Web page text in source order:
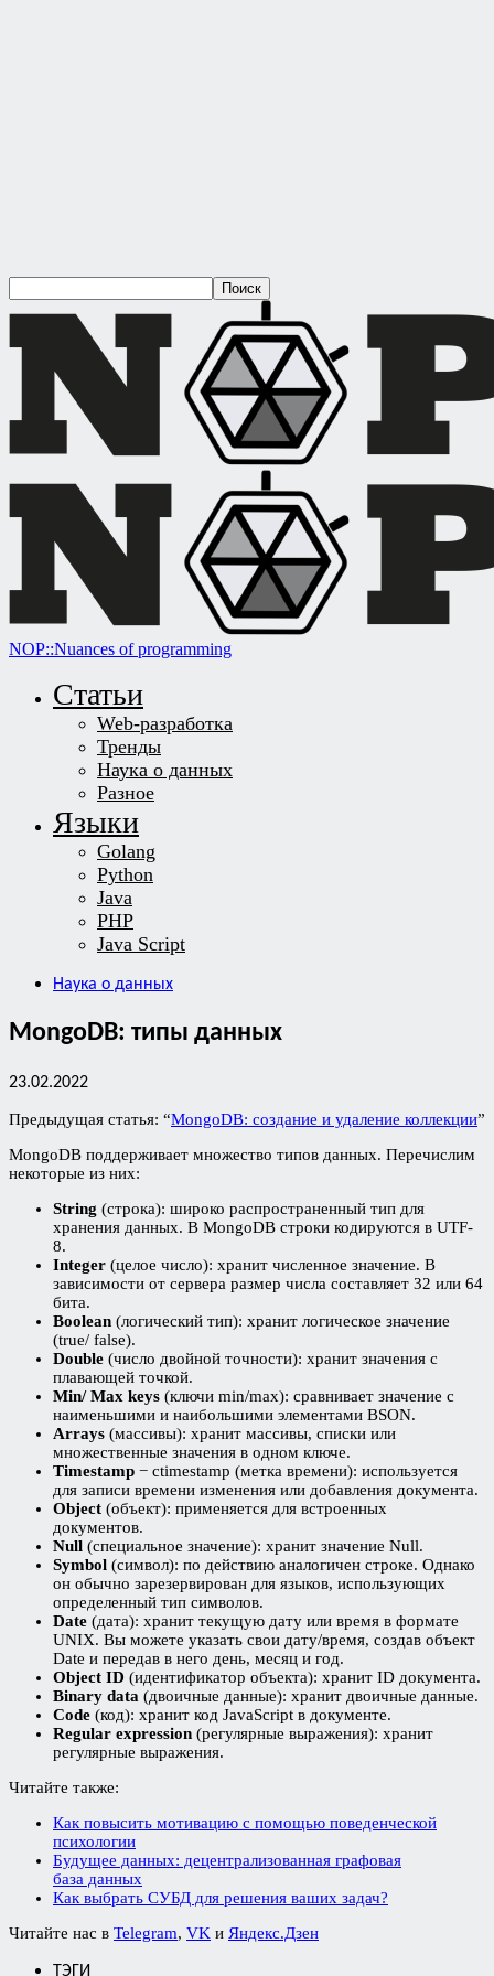
NOP::Nuances of programming
Статьи
Web-разработка
Тренды
Наука о данных
Разное
Языки
Golang
Python
Java
PHP
Java Script
Наука о данных
MongoDB: типы данных
23.02.2022
Предыдущая статья: “MongoDB: создание и удаление коллекции”
MongoDB поддерживает множество типов данных. Перечислим
некоторые из них:
String (строка): широко распространенный тип для
хранения данных. В MongoDB строки кодируются в UTF-
8.
Integer (целое число): хранит численное значение. В
зависимости от сервера размер числа составляет 32 или 64
бита.
Boolean (логический тип): хранит логическое значение
(true/ false).
Double (число двойной точности): хранит значения с
плавающей точкой.
Min/ Max keys (ключи min/max): сравнивает значение с
наименьшими и наибольшими элементами BSON.
Arrays (массивы): хранит массивы, списки или
множественные значения в одном ключе.
Timestamp − ctimestamp (метка времени): используется
для записи времени изменения или добавления документа.
Object (объект): применяется для встроенных
документов.
Null (специальное значение): хранит значение Null.
Symbol (символ): по действию аналогичен строке. Однако
он обычно зарезервирован для языков, использующих
определенный тип символов.
Date (дата): хранит текущую дату или время в формате
UNIX. Вы можете указать свои дату/время, создав объект
Date и передав в него день, месяц и год.
Object ID (идентификатор объекта): хранит ID документа.
Binary data (двоичные данные): хранит двоичные данные.
Code (код): хранит код JavaScript в документе.
Regular expression (регулярные выражения): хранит
регулярные выражения.
Читайте также:
Как повысить мотивацию с помощью поведенческой
психологии
Будущее данных: децентрализованная графовая
база данных
Как выбрать СУБД для решения ваших задач?
Читайте нас в Telegram, VK и Яндекс.Дзен
ТЭГИ